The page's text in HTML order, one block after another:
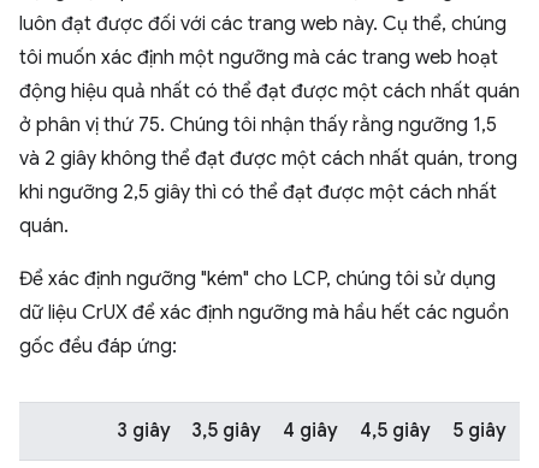
luôn đạt được đối với các trang web này. Cụ thể, chúng
tôi muốn xác định một ngưỡng mà các trang web hoạt
động hiệu quả nhất có thể đạt được một cách nhất quán
ở phân vị thứ 75. Chúng tôi nhận thấy rằng ngưỡng 1,5
và 2 giây không thể đạt được một cách nhất quán, trong
khi ngưỡng 2,5 giây thì có thể đạt được một cách nhất
quán.
Để xác định ngưỡng "kém" cho LCP, chúng tôi sử dụng
dữ liệu CrUX để xác định ngưỡng mà hầu hết các nguồn
gốc đều đáp ứng:
3 giây 3,5 giây 4 giây 4,5 giây 5 giây